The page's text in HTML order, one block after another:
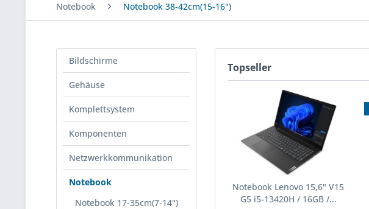
Notebook Notebook 38-42cm(15-16")
Bildschirme
Gehäuse
Komplettsystem
Komponenten
Netzwerkkommunikation
Notebook
Notebook 17-35cm(7-14")
Topseller
Notebook Lenovo 15,6" V15
G5 i5-13420H / 16GB /...